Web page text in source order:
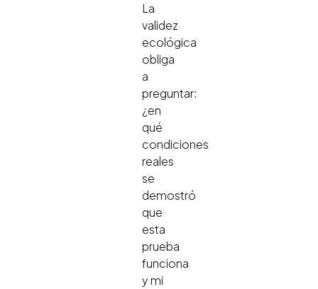
La
validez
ecológica
obliga
a
preguntar:
¿en
qué
condiciones
reales
se
demostró
que
esta
prueba
funciona
y mi